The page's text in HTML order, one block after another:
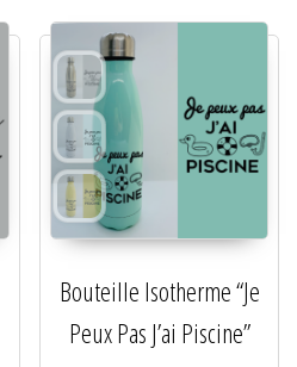
Bouteille Isotherme “Je
Peux Pas J’ai Piscine”